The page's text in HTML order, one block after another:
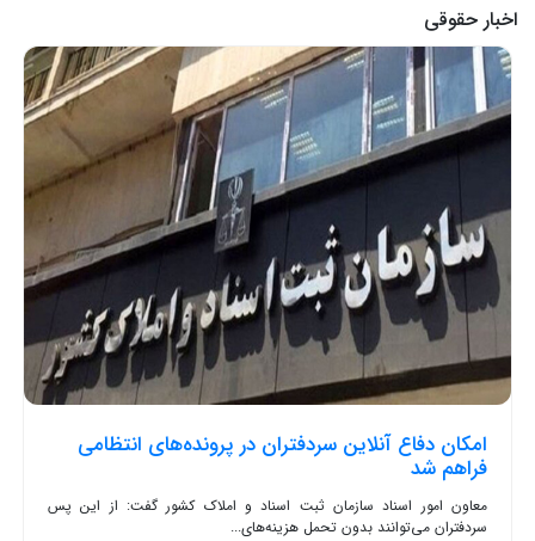
اخبار حقوقی
امکان دفاع آنلاین سردفتران در پرونده‌های انتظامی
فراهم شد
معاون امور اسناد سازمان ثبت اسناد و املاک کشور گفت: از این پس
سردفتران می‌توانند بدون تحمل هزینه‌های...